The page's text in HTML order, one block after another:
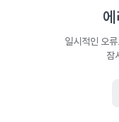
일시적인 오
잠